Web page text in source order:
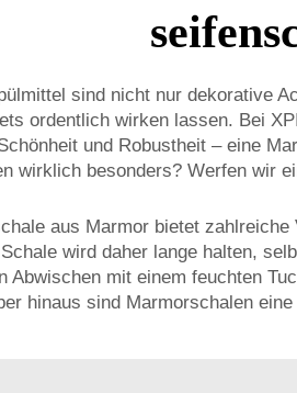
sind nicht nur dekorative
ordentlich wirken lassen. Bei
und Robustheit – eine
wirklich besonders? Werfen wir
aus Marmor bietet
wird daher lange halten,
Abwischen mit einem feuchten
hinaus sind Marmorschalen